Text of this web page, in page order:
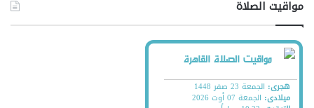
مواقيت الصلاة